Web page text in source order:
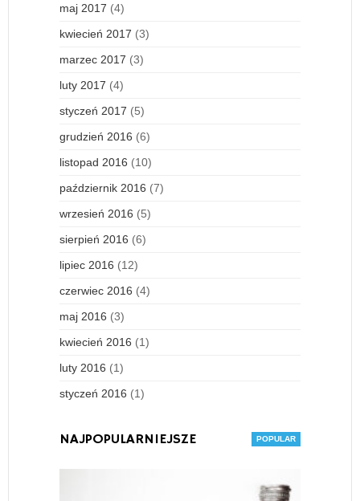
maj 2017 (4)
kwiecień 2017 (3)
marzec 2017 (3)
luty 2017 (4)
styczeń 2017 (5)
grudzień 2016 (6)
listopad 2016 (10)
październik 2016 (7)
wrzesień 2016 (5)
sierpień 2016 (6)
lipiec 2016 (12)
czerwiec 2016 (4)
maj 2016 (3)
kwiecień 2016 (1)
luty 2016 (1)
styczeń 2016 (1)
NAJPOPULARNIEJSZE